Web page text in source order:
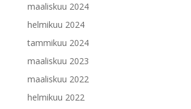
maaliskuu 2024
helmikuu 2024
tammikuu 2024
maaliskuu 2023
maaliskuu 2022
helmikuu 2022